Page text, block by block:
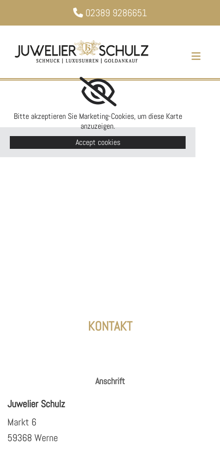
Zum Inhalt springen 02389 9286651
Bitte akzeptieren Sie Marketing-Cookies, um diese Karte
anzuzeigen.
Accept cookies
KONTAKT
Anschrift
Juwelier Schulz
Markt 6
59368 Werne